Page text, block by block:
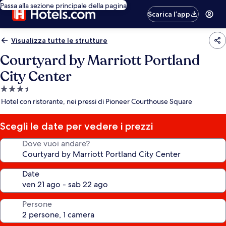
Passa alla sezione principale della pagina
Scarica l’app
Visualizza tutte le strutture
Courtyard by Marriott Portland
City Center
Struttura
a
stelle
Hotel con ristorante, nei pressi di Pioneer Courthouse Square
Scegli le date per vedere i prezzi
Dove vuoi andare?
Date
Persone